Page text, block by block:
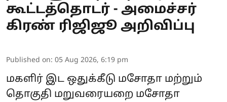
கூட்டத்தொடர் - அமைச்சர்
கிரண் ரிஜிஜூ அறிவிப்பு
Published on: 05 Aug 2026, 6:19 pm
மகளிர் இட ஒதுக்கீடு மசோதா மற்றும்
தொகுதி மறுவரையறை மசோதா